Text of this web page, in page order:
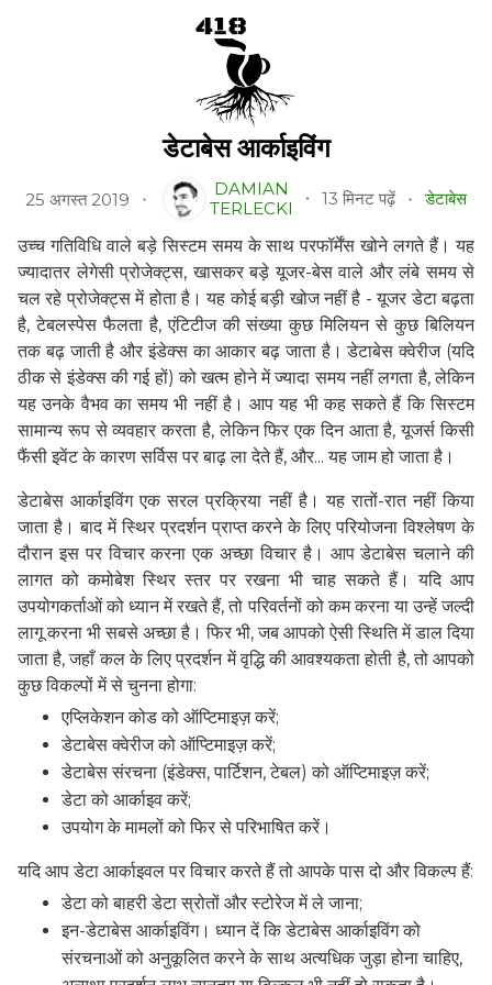
डेटाबेस आर्काइविंग
25 अगस्त 2019
DAMIAN
TERLECKI
13 मिनट पढ़ें डेटाबेस
उच्च गतिविधि वाले बड़े सिस्टम समय के साथ परफॉर्मेंस खोने लगते हैं। यह
ज्यादातर लेगेसी प्रोजेक्ट्स, खासकर बड़े यूजर-बेस वाले और लंबे समय से
चल रहे प्रोजेक्ट्स में होता है। यह कोई बड़ी खोज नहीं है - यूजर डेटा बढ़ता
है, टेबलस्पेस फैलता है, एंटिटीज की संख्या कुछ मिलियन से कुछ बिलियन
तक बढ़ जाती है और इंडेक्स का आकार बढ़ जाता है। डेटाबेस क्वेरीज (यदि
ठीक से इंडेक्स की गई हों) को खत्म होने में ज्यादा समय नहीं लगता है, लेकिन
यह उनके वैभव का समय भी नहीं है। आप यह भी कह सकते हैं कि सिस्टम
सामान्य रूप से व्यवहार करता है, लेकिन फिर एक दिन आता है, यूजर्स किसी
फैंसी इवेंट के कारण सर्विस पर बाढ़ ला देते हैं, और... यह जाम हो जाता है।
डेटाबेस आर्काइविंग एक सरल प्रक्रिया नहीं है। यह रातों-रात नहीं किया
जाता है। बाद में स्थिर प्रदर्शन प्राप्त करने के लिए परियोजना विश्लेषण के
दौरान इस पर विचार करना एक अच्छा विचार है। आप डेटाबेस चलाने की
लागत को कमोबेश स्थिर स्तर पर रखना भी चाह सकते हैं। यदि आप
उपयोगकर्ताओं को ध्यान में रखते हैं, तो परिवर्तनों को कम करना या उन्हें जल्दी
लागू करना भी सबसे अच्छा है। फिर भी, जब आपको ऐसी स्थिति में डाल दिया
जाता है, जहाँ कल के लिए प्रदर्शन में वृद्धि की आवश्यकता होती है, तो आपको
कुछ विकल्पों में से चुनना होगा:
एप्लिकेशन कोड को ऑप्टिमाइज़ करें;
डेटाबेस क्वेरीज को ऑप्टिमाइज़ करें;
डेटाबेस संरचना (इंडेक्स, पार्टिशन, टेबल) को ऑप्टिमाइज़ करें;
डेटा को आर्काइव करें;
उपयोग के मामलों को फिर से परिभाषित करें।
यदि आप डेटा आर्काइवल पर विचार करते हैं तो आपके पास दो और विकल्प हैं:
डेटा को बाहरी डेटा स्रोतों और स्टोरेज में ले जाना;
इन-डेटाबेस आर्काइविंग। ध्यान दें कि डेटाबेस आर्काइविंग को
संरचनाओं को अनुकूलित करने के साथ अत्यधिक जुड़ा होना चाहिए,